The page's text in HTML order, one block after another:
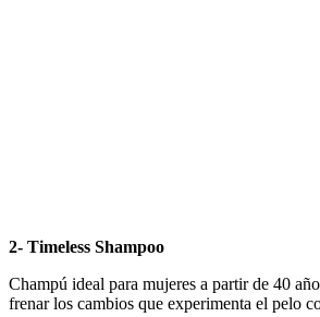
2- Timeless Shampoo
Champú ideal para mujeres a partir de 40
frenar los cambios que experimenta el pelo